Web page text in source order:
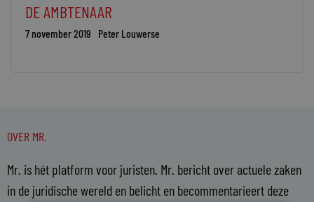
DE AMBTENAAR
7 november 2019 Peter Louwerse
OVER MR.
Mr. is hét platform voor juristen. Mr. bericht over actuele zaken
in de juridische wereld en belicht en becommentarieert deze